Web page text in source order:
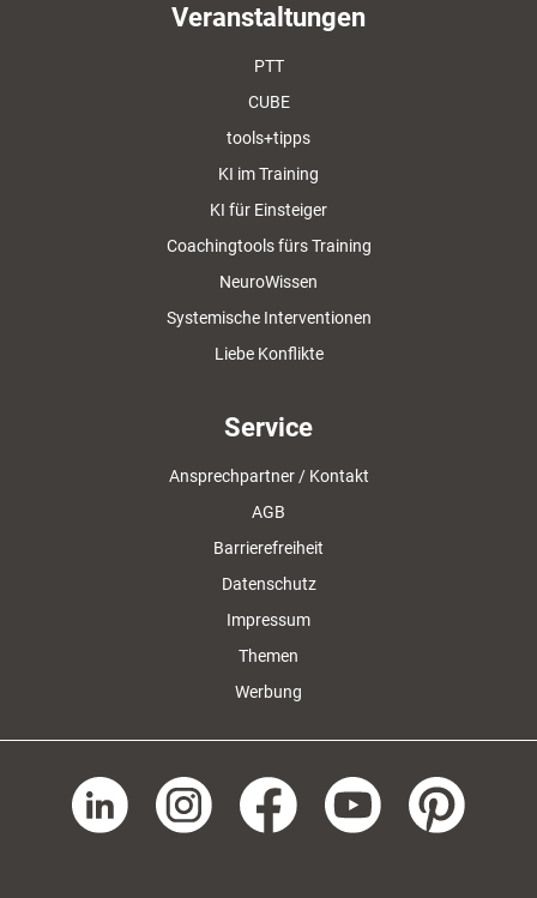
Veranstaltungen
PTT
CUBE
tools+tipps
KI im Training
KI für Einsteiger
Coachingtools fürs Training
NeuroWissen
Systemische Interventionen
Liebe Konflikte
Service
Ansprechpartner / Kontakt
AGB
Barrierefreiheit
Datenschutz
Impressum
Themen
Werbung